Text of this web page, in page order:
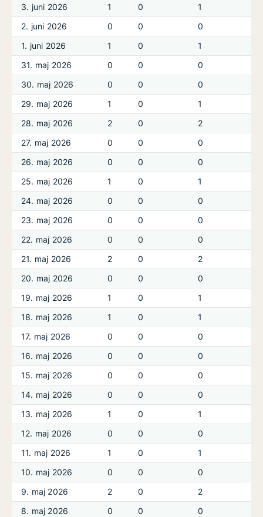
3. juni 2026
1 0
1
2. juni 2026
0 0
0
1. juni 2026
1 0
1
31. maj 2026
0 0
0
30. maj 2026
0 0
0
29. maj 2026
1 0
1
28. maj 2026
2 0
2
27. maj 2026
0 0
0
26. maj 2026
0 0
0
25. maj 2026
1 0
1
24. maj 2026
0 0
0
23. maj 2026
0 0
0
22. maj 2026
0 0
0
21. maj 2026
2 0
2
20. maj 2026
0 0
0
19. maj 2026
1 0
1
18. maj 2026
1 0
1
17. maj 2026
0 0
0
16. maj 2026
0 0
0
15. maj 2026
0 0
0
14. maj 2026
0 0
0
13. maj 2026
1 0
1
12. maj 2026
0 0
0
11. maj 2026
1 0
1
10. maj 2026
0 0
0
9. maj 2026
2 0
2
8. maj 2026
0 0 0